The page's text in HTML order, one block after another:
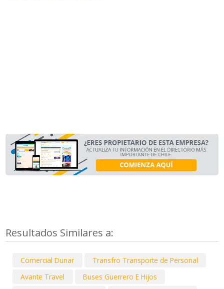
Resultados Similares a:
Comercial Dunar
Transfro Transporte de Personal
Avante Travel
Buses Guerrero E Hijos